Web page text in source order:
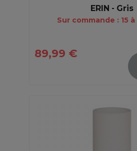
ERIN - Gris
Sur commande : 15
89,99 €